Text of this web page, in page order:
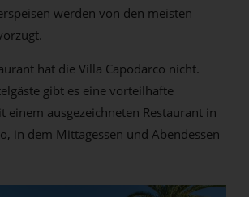
werden von den meisten
hat die Villa Capodarco nicht.
gibt es eine vorteilhafte
einem ausgezeichneten Restaurant in
in dem Mittagessen und Abendessen